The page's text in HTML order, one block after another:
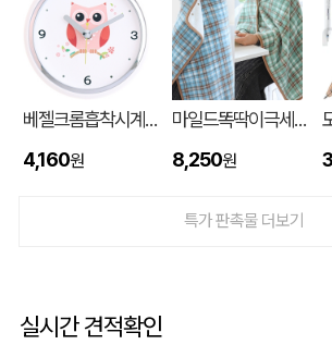
베젤크롬흡착시계_부엉이JS886
4,160원
마일드똑딱이극세사담요
8,250원
특가 판촉물 더보기
실시간 견적확인
이OO 입체형떡메모_(도자기레
이OO
윤OO